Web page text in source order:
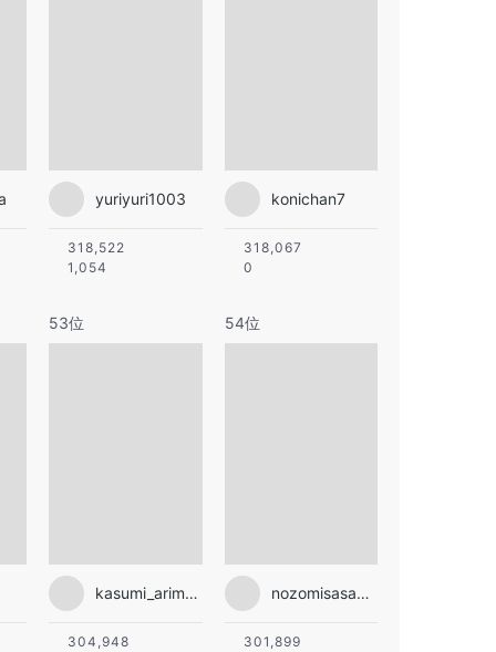
yuriyuri1003
318,522
1,054
konichan7
318,067
0
53位
kasumi_arimura.official
304,948
54位
nozomisasaki_official
301,899